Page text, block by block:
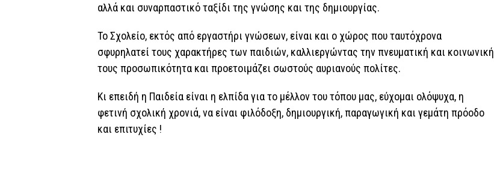
αλλά και συναρπαστικό ταξίδι της γνώσης και της δημιουργίας.
Το Σχολείο, εκτός από εργαστήρι γνώσεων, είναι και ο χώρος που ταυτόχρονα
σφυρηλατεί τους χαρακτήρες των παιδιών, καλλιεργώντας την πνευματική και κοινωνική
τους προσωπικότητα και προετοιμάζει σωστούς αυριανούς πολίτες.
Κι επειδή η Παιδεία είναι η ελπίδα για το μέλλον του τόπου μας, εύχομαι ολόψυχα, η
φετινή σχολική χρονιά, να είναι φιλόδοξη, δημιουργική, παραγωγική και γεμάτη πρόοδο
και επιτυχίες !